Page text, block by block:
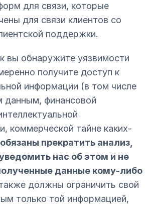
для связи, которые
для связи клиентов со
поддержки.
вы обнаружите уязвимости
получите доступ к
информации (в том числе
данным, финансовой
коммерческой тайне каких-
прекратить анализ,
нас об этом и не
данные кому-либо
должны ограничить свой
только той информацией,